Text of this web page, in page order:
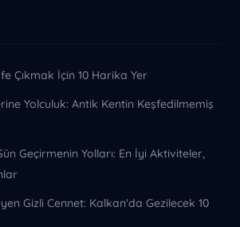
Çıkmak İçin 10 Harika Yer
Yolculuk: Antik Kentin Keşfedilmemiş
Geçirmenin Yolları: En İyi Aktiviteler,
Gizli Cennet: Kalkan'da Gezilecek 10